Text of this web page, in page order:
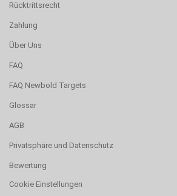
Rücktrittsrecht
Zahlung
Über Uns
FAQ
FAQ Newbold Targets
Glossar
AGB
Privatsphäre und Datenschutz
Bewertung
Cookie Einstellungen